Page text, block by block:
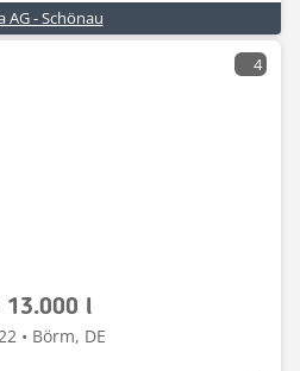
AG - Schönau
4
13.000 l
• Börm, DE